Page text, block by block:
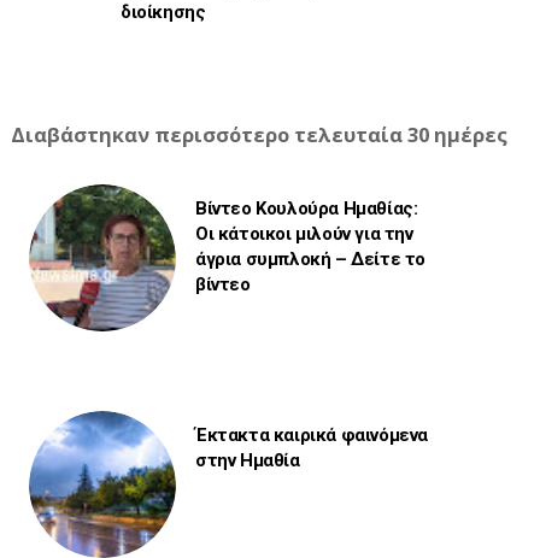
διοίκησης
Διαβάστηκαν περισσότερο τελευταία 30 ημέρες
Βίντεο Κουλούρα Ημαθίας:
Οι κάτοικοι μιλούν για την
άγρια συμπλοκή – Δείτε το
βίντεο
Έκτακτα καιρικά φαινόμενα
στην Ημαθία